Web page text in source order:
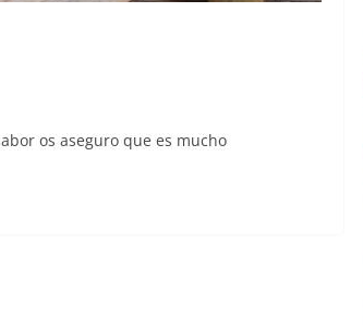
os aseguro que es mucho